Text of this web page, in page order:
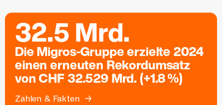
32.5 Mrd.
Die Migros-Gruppe erzielte 2024
einen erneuten Rekordumsatz
von CHF 32.529 Mrd. (+1.8 %)
Zahlen & Fakten